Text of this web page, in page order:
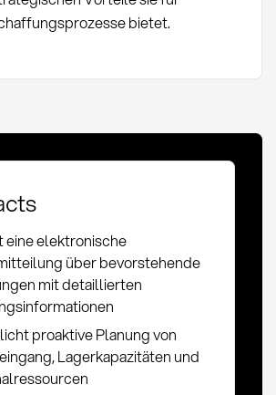
bietet.
eine elektronische
über bevorstehende
mit detaillierten
proaktive Planung von
Lagerkapazitäten und